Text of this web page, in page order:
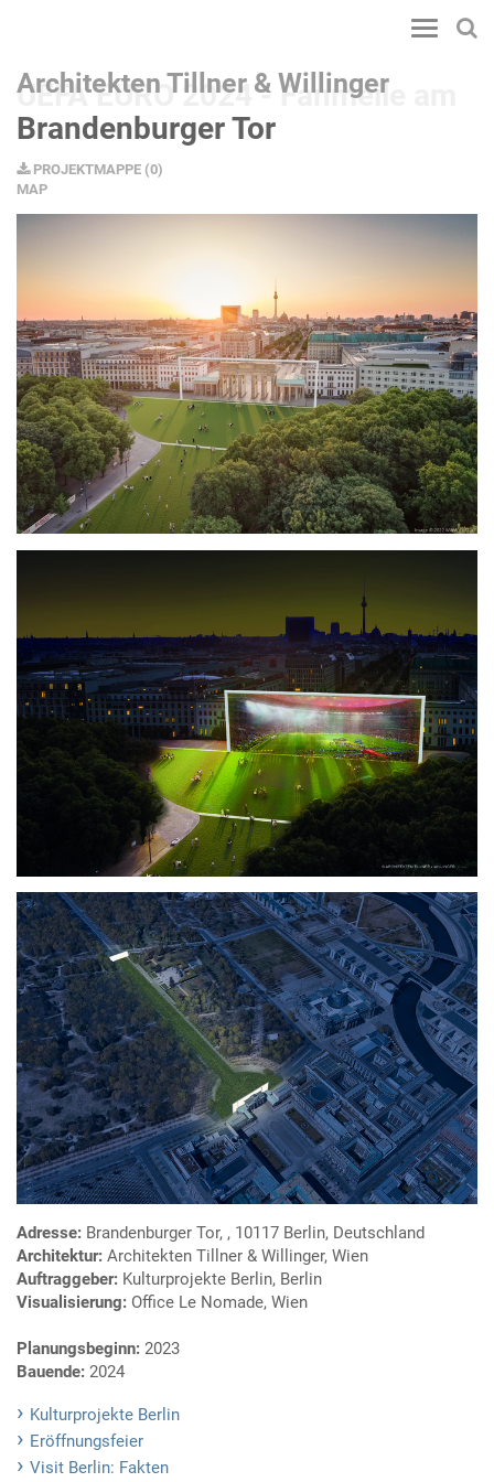
Toggle
Architekten Tillner & Willinger
UEFA EURO 2024 - Fanmeile am
Brandenburger Tor
PROJEKTMAPPE (0)
MAP
Adresse: Brandenburger Tor, , 10117 Berlin, Deutschland
Architektur: Architekten Tillner & Willinger, Wien
Auftraggeber: Kulturprojekte Berlin, Berlin
Visualisierung: Office Le Nomade, Wien
Planungsbeginn: 2023
Bauende: 2024
Kulturprojekte Berlin
Eröffnungsfeier
Visit Berlin: Fakten